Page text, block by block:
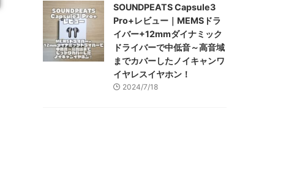
SOUNDPEATS Capsule3
Pro+レビュー｜MEMSドラ
イバー+12mmダイナミック
ドライバーで中低音～高音域
までカバーしたノイキャンワ
イヤレスイヤホン！
2024/7/18